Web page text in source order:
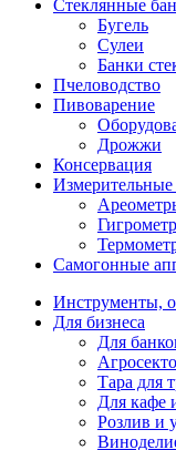
Стеклянные
Бугель
Сулеи
Банки
Пчеловодство
Пивоварение
Дрожжи
Консервация
Самогонные
Инструменты,
Для бизнеса
Для
Тара для
Для кафе
Розлив и